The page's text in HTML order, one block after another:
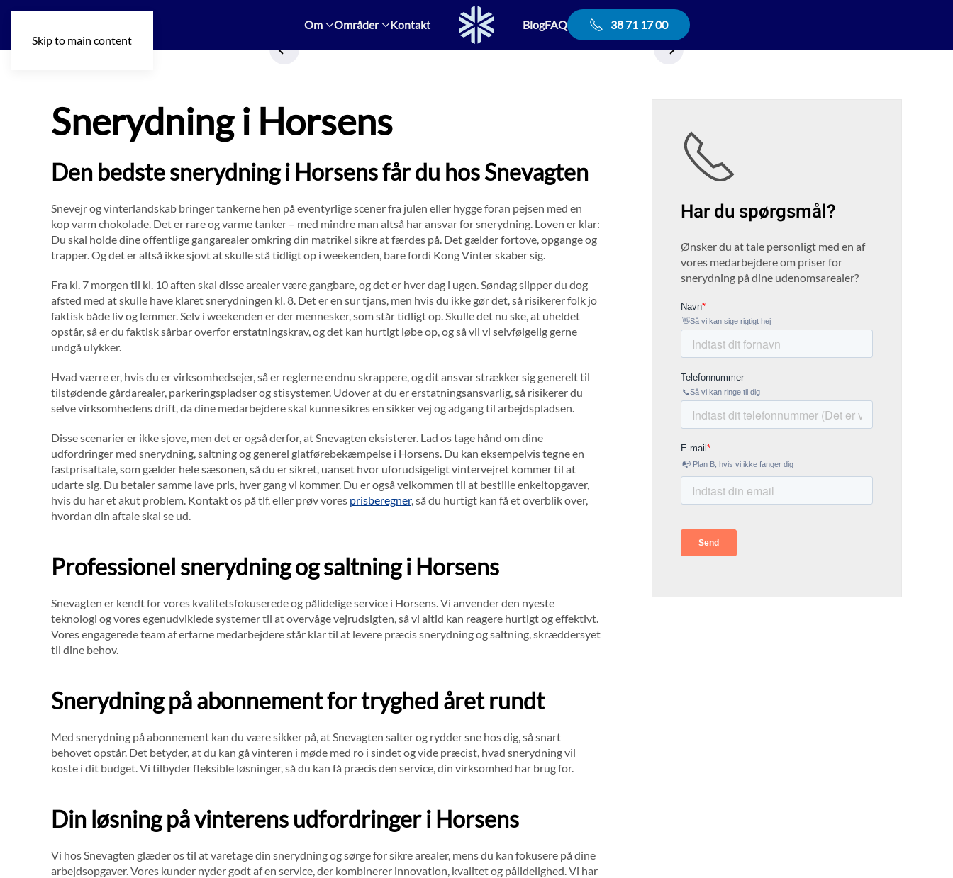
Skip to main content
Om Områder Kontakt BlogFAQ 38 71 17 00
Snerydning i Horsens
Den bedste snerydning i Horsens får du hos Snevagten
Snevejr og vinterlandskab bringer tankerne hen på eventyrlige scener fra julen eller hygge foran pejsen med en
kop varm chokolade. Det er rare og varme tanker – med mindre man altså har ansvar for snerydning. Loven er klar:
Du skal holde dine offentlige gangarealer omkring din matrikel sikre at færdes på. Det gælder fortove, opgange og
trapper. Og det er altså ikke sjovt at skulle stå tidligt op i weekenden, bare fordi Kong Vinter skaber sig.
Fra kl. 7 morgen til kl. 10 aften skal disse arealer være gangbare, og det er hver dag i ugen. Søndag slipper du dog
afsted med at skulle have klaret snerydningen kl. 8. Det er en sur tjans, men hvis du ikke gør det, så risikerer folk jo
faktisk både liv og lemmer. Selv i weekenden er der mennesker, som står tidligt op. Skulle det nu ske, at uheldet
opstår, så er du faktisk sårbar overfor erstatningskrav, og det kan hurtigt løbe op, og så vil vi selvfølgelig gerne
undgå ulykker.
Hvad værre er, hvis du er virksomhedsejer, så er reglerne endnu skrappere, og dit ansvar strækker sig generelt til
tilstødende gårdarealer, parkeringspladser og stisystemer. Udover at du er erstatningsansvarlig, så risikerer du
selve virksomhedens drift, da dine medarbejdere skal kunne sikres en sikker vej og adgang til arbejdspladsen.
Disse scenarier er ikke sjove, men det er også derfor, at Snevagten eksisterer. Lad os tage hånd om dine
udfordringer med snerydning, saltning og generel glatførebekæmpelse i Horsens. Du kan eksempelvis tegne en
fastprisaftale, som gælder hele sæsonen, så du er sikret, uanset hvor uforudsigeligt vintervejret kommer til at
udarte sig. Du betaler samme lave pris, hver gang vi kommer. Du er også velkommen til at bestille enkeltopgaver,
hvis du har et akut problem. Kontakt os på tlf. eller prøv vores prisberegner, så du hurtigt kan få et overblik over,
hvordan din aftale skal se ud.
Professionel snerydning og saltning i Horsens
Snevagten er kendt for vores kvalitetsfokuserede og pålidelige service i Horsens. Vi anvender den nyeste
teknologi og vores egenudviklede systemer til at overvåge vejrudsigten, så vi altid kan reagere hurtigt og effektivt.
Vores engagerede team af erfarne medarbejdere står klar til at levere præcis snerydning og saltning, skræddersyet
til dine behov.
Snerydning på abonnement for tryghed året rundt
Med snerydning på abonnement kan du være sikker på, at Snevagten salter og rydder sne hos dig, så snart
behovet opstår. Det betyder, at du kan gå vinteren i møde med ro i sindet og vide præcist, hvad snerydning vil
koste i dit budget. Vi tilbyder fleksible løsninger, så du kan få præcis den service, din virksomhed har brug for.
Din løsning på vinterens udfordringer i Horsens
Vi hos Snevagten glæder os til at varetage din snerydning og sørge for sikre arealer, mens du kan fokusere på dine
arbejdsopgaver. Vores kunder nyder godt af en service, der kombinerer innovation, kvalitet og pålidelighed. Vi har
Har du spørgsmål?
Ønsker du at tale personligt med en af
vores medarbejdere om priser for
snerydning på dine udenomsarealer?